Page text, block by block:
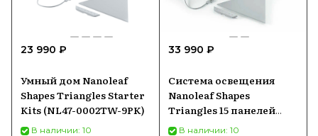
23 990 ₽
Умный дом Nanoleaf
Shapes Triangles Starter
Kits (NL47-0002TW-9PK)
В наличии: 10
33 990 ₽
Система освещения
Nanoleaf Shapes
Triangles 15 панелей
(NL47-6002TW-15PK)
В наличии: 10